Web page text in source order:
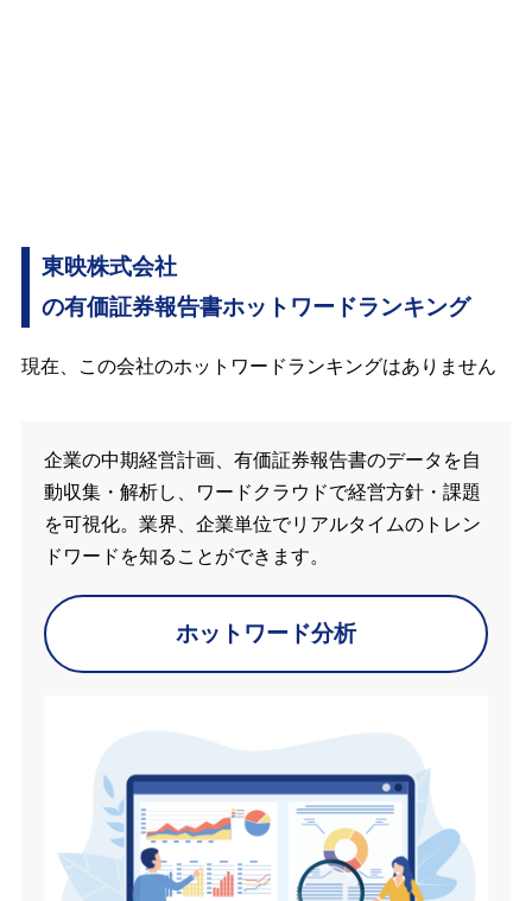
東映株式会社
の有価証券報告書ホットワードランキング
現在、この会社のホットワードランキングはありません
企業の中期経営計画、有価証券報告書のデータを自
動収集・解析し、ワードクラウドで経営方針・課題
を可視化。業界、企業単位でリアルタイムのトレン
ドワードを知ることができます。
ホットワード分析